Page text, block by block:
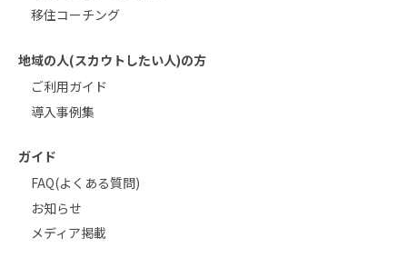
移住コーチング
地域の人(スカウトしたい人)の方
ご利用ガイド
導入事例集
ガイド
FAQ(よくある質問)
お知らせ
メディア掲載